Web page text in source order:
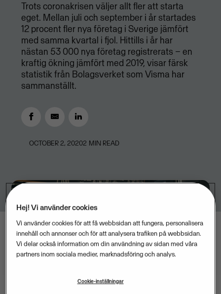
Trots coronakrisen väljer allt fler att starta
eget. Mellan juli och september i år startades
12 procent fler nya företag i Sverige jämfört
med samma kvartal i fjol. Hittills i år har
nästan 53 000 nya företag registrerats – en
kraftig ökning jämfört med 2019, visar färsk
statistik från Bolagsverket som Visma har
sammanställt.
OCTOBER 2, 20202 MIN READ
Hej! Vi använder cookies
Vi använder cookies för att få webbsidan att fungera, personalisera
innehåll och annonser och för att analysera trafiken på webbsidan.
Vi delar också information om din användning av sidan med våra
partners inom sociala medier, marknadsföring och analys.
Cookie-inställningar